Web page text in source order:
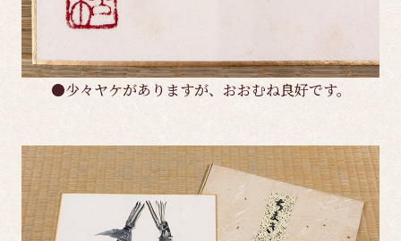
●少々ヤケがありますが、おおむね良好です。